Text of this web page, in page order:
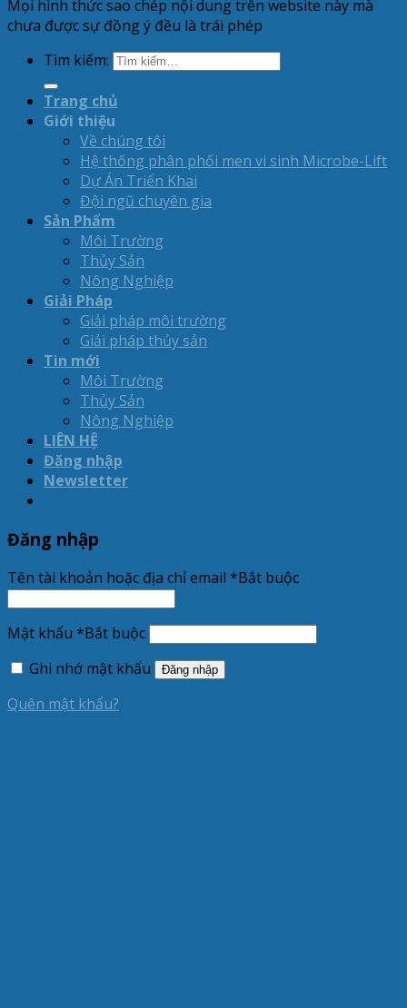
Mọi hình thức sao chép nội dung trên website này mà
chưa được sự đồng ý đều là trái phép
Tìm kiếm:
Trang chủ
Giới thiệu
Về chúng tôi
Hệ thống phân phối men vi sinh Microbe-Lift
Dự Án Triển Khai
Đội ngũ chuyên gia
Sản Phẩm
Môi Trường
Thủy Sản
Nông Nghiệp
Giải Pháp
Giải pháp môi trường
Giải pháp thủy sản
Tin mới
Môi Trường
Thủy Sản
Nông Nghiệp
LIÊN HỆ
Đăng nhập
Newsletter
Đăng nhập
Tên tài khoản hoặc địa chỉ email *Bắt buộc
Mật khẩu *Bắt buộc
Ghi nhớ mật khẩu
Đăng nhập
Quên mật khẩu?